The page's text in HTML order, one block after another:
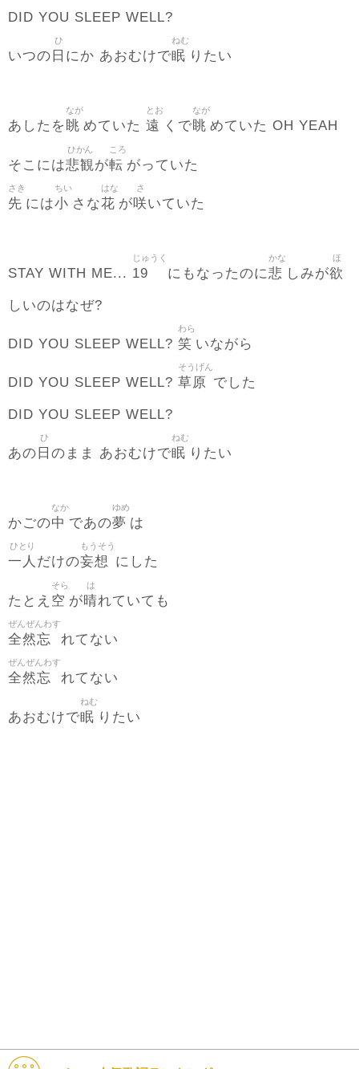
DID YOU SLEEP WELL?
いつの 日
ひ
にか あおむけで眠
ねむ
りたい
あしたを 眺
なが
めていた 遠
とお
くで眺
なが
めていた OH YEAH
そこには悲観
ひかん
が転
ころ
がっていた
先
さき
には小
ちい
さな花
はな
が咲
さ
いていた
STAY WITH ME... 19
じゅうく
にもなったのに悲
かな
しみが欲
ほ
しいのはなぜ?
DID YOU SLEEP WELL? 笑
わら
いながら
DID YOU SLEEP WELL? 草原
そうげん
でした
DID YOU SLEEP WELL?
あの 日
ひ
のまま あおむけで眠
ねむ
りたい
かごの中
なか
であの夢
ゆめ
は
一人
ひとり
だけの妄想
もうそう
にした
たとえ 空
そら
が晴
は
れていても
全然忘
ぜんぜんわす
れてない
全然忘
ぜんぜんわす
れてない
あおむけで眠
ねむ
りたい